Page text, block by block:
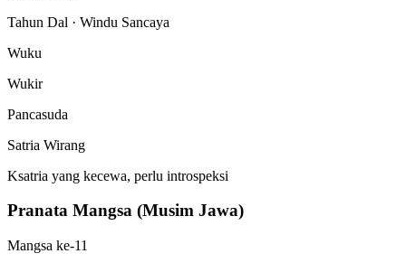
Tahun Dal · Windu Sancaya
Wuku
Wukir
Pancasuda
Satria Wirang
Ksatria yang kecewa, perlu introspeksi
Pranata Mangsa (Musim Jawa)
Mangsa ke-11